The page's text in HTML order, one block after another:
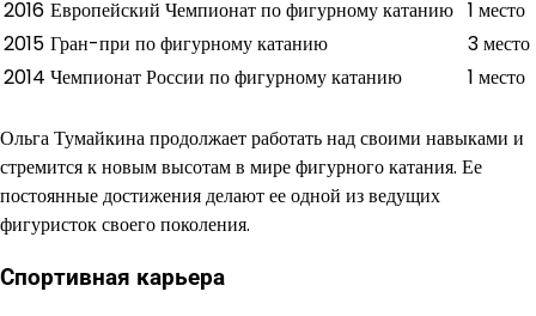
2016 Европейский Чемпионат по фигурному катанию 1 место
2015 Гран-при по фигурному катанию
3 место
2014 Чемпионат России по фигурному катанию 1 место
Ольга Тумайкина продолжает работать над своими навыками и
стремится к новым высотам в мире фигурного катания. Ее
постоянные достижения делают ее одной из ведущих
фигуристок своего поколения.
Спортивная карьера